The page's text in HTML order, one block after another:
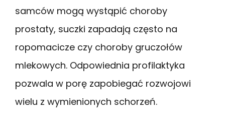
samców mogą wystąpić choroby
prostaty, suczki zapadają często na
ropomacicze czy choroby gruczołów
mlekowych. Odpowiednia profilaktyka
pozwala w porę zapobiegać rozwojowi
wielu z wymienionych schorzeń.